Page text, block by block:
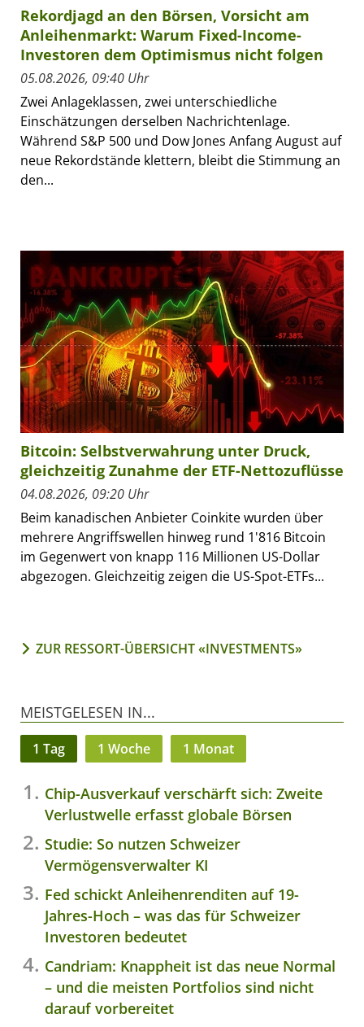
Rekordjagd an den Börsen, Vorsicht am
Anleihenmarkt: Warum Fixed-Income-
Investoren dem Optimismus nicht folgen
05.08.2026, 09:40 Uhr
Zwei Anlageklassen, zwei unterschiedliche
Einschätzungen derselben Nachrichtenlage.
Während S&P 500 und Dow Jones Anfang August auf
neue Rekordstände klettern, bleibt die Stimmung an
den...
Bitcoin: Selbstverwahrung unter Druck,
gleichzeitig Zunahme der ETF-Nettozuflüsse
04.08.2026, 09:20 Uhr
Beim kanadischen Anbieter Coinkite wurden über
mehrere Angriffswellen hinweg rund 1'816 Bitcoin
im Gegenwert von knapp 116 Millionen US-Dollar
abgezogen. Gleichzeitig zeigen die US-Spot-ETFs...
ZUR RESSORT-ÜBERSICHT «INVESTMENTS»
MEISTGELESEN IN...
1 Tag 1 Woche 1 Monat
Chip-Ausverkauf verschärft sich: Zweite
Verlustwelle erfasst globale Börsen
Studie: So nutzen Schweizer
Vermögensverwalter KI
Fed schickt Anleihenrenditen auf 19-
Jahres-Hoch – was das für Schweizer
Investoren bedeutet
Candriam: Knappheit ist das neue Normal
– und die meisten Portfolios sind nicht
darauf vorbereitet